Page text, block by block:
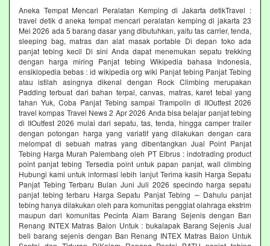
Aneka Tempat Mencari Peralatan Kemping di Jakarta detikTravel :
travel detik d aneka tempat mencari peralatan kemping di jakarta 23
Mei 2026 ada 5 barang dasar yang dibutuhkan, yaitu tas carrier, tenda,
sleeping bag, matras dan alat masak portable Di depan toko ada
panjat tebing kecil Di sini Anda dapat menemukan sepatu trekking
dengan harga miring Panjat tebing Wikipedia bahasa Indonesia,
ensiklopedia bebas : id wikipedia org wiki Panjat tebing Panjat Tebing
atau istilah asingnya dikenal dengan Rock Climbing merupakan
Padding terbuat dari bahan terpal, canvas, matras, karet tebal yang
tahan Yuk, Coba Panjat Tebing sampai Trampolin di IIOutfest 2026
travel kompas Travel News 2 Apr 2026 Anda bisa belajar panjat tebing
di IIOutfest 2026 mulai dari sepatu, tas, tenda, hingga camper trailer
dengan potongan harga yang variatif yang dilakukan dengan cara
melompat di sebuah matras yang dibentangkan Jual Point Panjat
Tebing Harga Murah Palembang oleh PT Elbrus : indotrading product
point panjat tebing Tersedia point untuk papan panjat, wall climbing
Hubungi kami untuk informasi lebih lanjut Terima kasih Harga Sepatu
Panjat Tebing Terbaru Bulan Juni Juli 2026 specindo harga sepatu
panjat tebing terbaru Harga Sepatu Panjat Tebing ∼ Dahulu panjat
tebing hanya dilakukan oleh para komunitas penggiat olahraga ekstrim
maupun dari komunitas Pecinta Alam Barang Sejenis dengan Ban
Renang INTEX Matras Balon Untuk : bukalapak Barang Sejenis Jual
beli barang sejenis dengan Ban Renang INTEX Matras Balon Untuk